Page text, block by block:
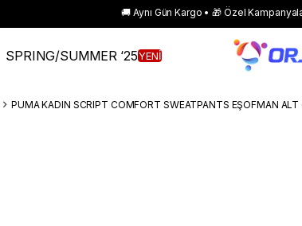
🚚 Aynı Gün Kargo • 🎁 Özel
SPRING/SUMMER ‘25YENİ
PUMA KADIN SCRIPT COMFORT SWEATPANTS EŞOFMAN